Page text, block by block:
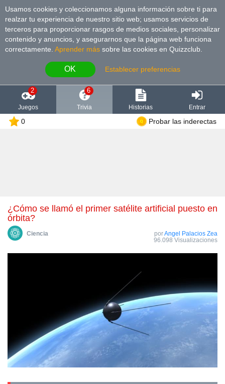
Usamos cookies y coleccionamos alguna información sobre ti para
realzar tu experiencia de nuestro sitio web; usamos servicios de
terceros para proporcionar rasgos de medios sociales, personalizar
contenido y anuncios, y asegurarnos que la página web funciona
correctamente. Aprender más sobre las cookies en Quizzclub.
OK Establecer preferencias
2
Juegos
6
Trivia Historias Entrar
0 Probar las inderectas
¿Cómo se llamó el primer satélite artificial puesto en
órbita?
Сiencia porAngel Palacios Zea
96.098 Visualizaciones